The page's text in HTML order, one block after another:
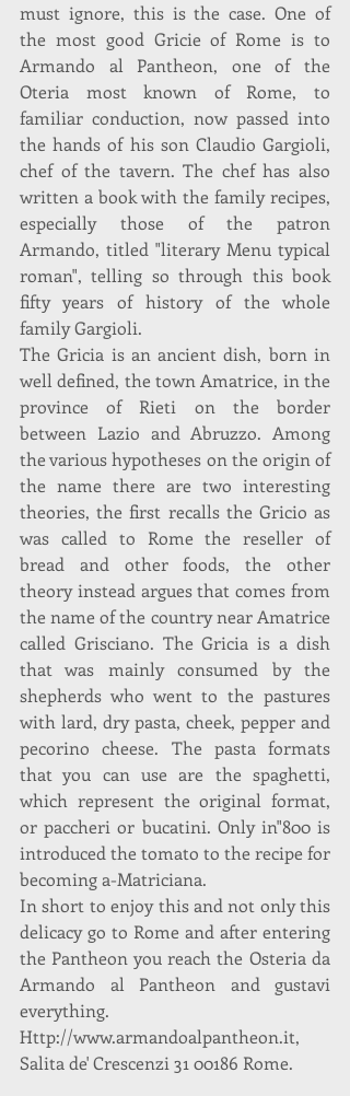
must ignore, this is the case. One of
the most good Gricie of Rome is to
Armando al Pantheon, one of the
Oteria most known of Rome, to
familiar conduction, now passed into
the hands of his son Claudio Gargioli,
chef of the tavern. The chef has also
written a book with the family recipes,
especially those of the patron
Armando, titled "literary Menu typical
roman", telling so through this book
fifty years of history of the whole
family Gargioli.
The Gricia is an ancient dish, born in
well defined, the town Amatrice, in the
province of Rieti on the border
between Lazio and Abruzzo. Among
the various hypotheses on the origin of
the name there are two interesting
theories, the first recalls the Gricio as
was called to Rome the reseller of
bread and other foods, the other
theory instead argues that comes from
the name of the country near Amatrice
called Grisciano. The Gricia is a dish
that was mainly consumed by the
shepherds who went to the pastures
with lard, dry pasta, cheek, pepper and
pecorino cheese. The pasta formats
that you can use are the spaghetti,
which represent the original format,
or paccheri or bucatini. Only in"800 is
introduced the tomato to the recipe for
becoming a-Matriciana.
In short to enjoy this and not only this
delicacy go to Rome and after entering
the Pantheon you reach the Osteria da
Armando al Pantheon and gustavi
everything.
Http://www.armandoalpantheon.it,
Salita de' Crescenzi 31 00186 Rome.